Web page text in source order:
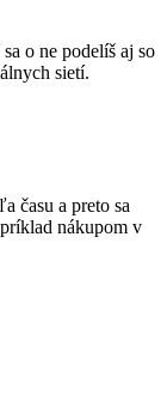
o ne podelíš aj so
sietí.
času a preto sa
nákupom v